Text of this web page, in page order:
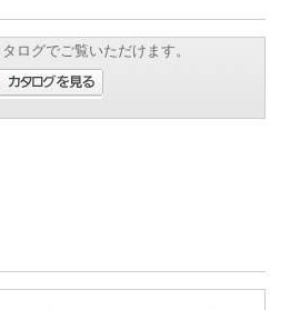
ログでご覧いただけます。